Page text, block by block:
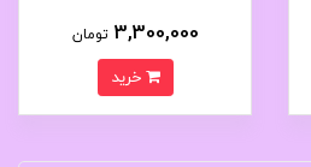
3,300,000 تومان
خرید